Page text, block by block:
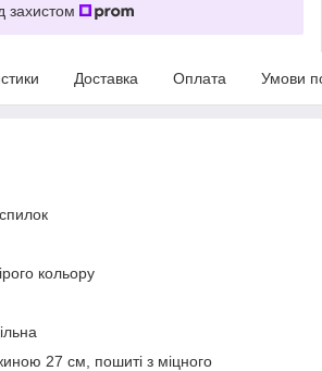
захистом
Доставка Оплата Умови
кольору
27 см, пошиті з міцного